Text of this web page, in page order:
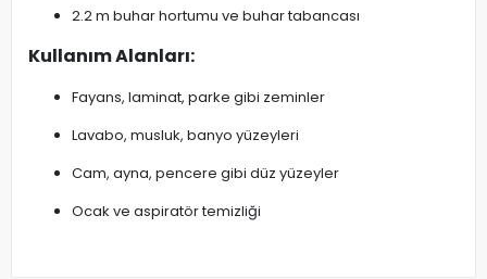
2.2 m buhar hortumu ve buhar tabancası
Kullanım Alanları:
Fayans, laminat, parke gibi zeminler
Lavabo, musluk, banyo yüzeyleri
Cam, ayna, pencere gibi düz yüzeyler
Ocak ve aspiratör temizliği